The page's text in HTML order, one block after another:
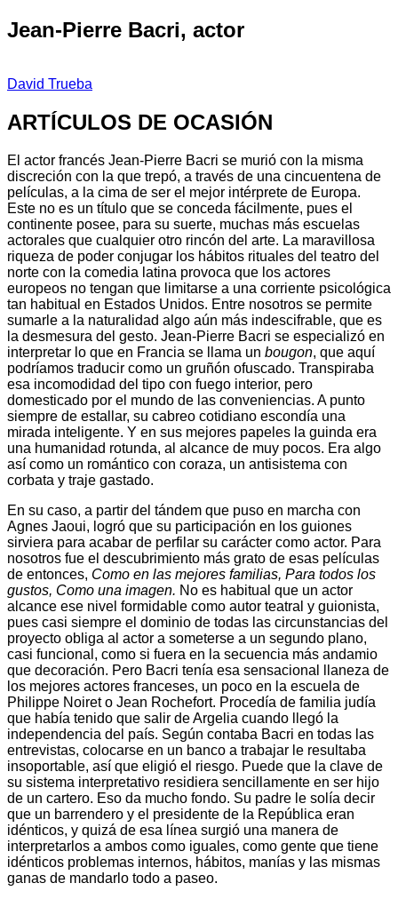
Jean-Pierre Bacri, actor
David Trueba
ARTÍCULOS DE OCASIÓN
El actor francés Jean-Pierre Bacri se murió con la misma
discreción con la que trepó, a través de una cincuentena de
películas, a la cima de ser el mejor intérprete de Europa.
Este no es un título que se conceda fácilmente, pues el
continente posee, para su suerte, muchas más escuelas
actorales que cualquier otro rincón del arte. La maravillosa
riqueza de poder conjugar los hábitos rituales del teatro del
norte con la comedia latina provoca que los actores
europeos no tengan que limitarse a una corriente psicológica
tan habitual en Estados Unidos. Entre nosotros se permite
sumarle a la naturalidad algo aún más indescifrable, que es
la desmesura del gesto. Jean-Pierre Bacri se especializó en
interpretar lo que en Francia se llama un bougon, que aquí
podríamos traducir como un gruñón ofuscado. Transpiraba
esa incomodidad del tipo con fuego interior, pero
domesticado por el mundo de las conveniencias. A punto
siempre de estallar, su cabreo cotidiano escondía una
mirada inteligente. Y en sus mejores papeles la guinda era
una humanidad rotunda, al alcance de muy pocos. Era algo
así como un romántico con coraza, un antisistema con
corbata y traje gastado.
En su caso, a partir del tándem que puso en marcha con
Agnes Jaoui, logró que su participación en los guiones
sirviera para acabar de perfilar su carácter como actor. Para
nosotros fue el descubrimiento más grato de esas películas
de entonces, Como en las mejores familias, Para todos los
gustos, Como una imagen. No es habitual que un actor
alcance ese nivel formidable como autor teatral y guionista,
pues casi siempre el dominio de todas las circunstancias del
proyecto obliga al actor a someterse a un segundo plano,
casi funcional, como si fuera en la secuencia más andamio
que decoración. Pero Bacri tenía esa sensacional llaneza de
los mejores actores franceses, un poco en la escuela de
Philippe Noiret o Jean Rochefort. Procedía de familia judía
que había tenido que salir de Argelia cuando llegó la
independencia del país. Según contaba Bacri en todas las
entrevistas, colocarse en un banco a trabajar le resultaba
insoportable, así que eligió el riesgo. Puede que la clave de
su sistema interpretativo residiera sencillamente en ser hijo
de un cartero. Eso da mucho fondo. Su padre le solía decir
que un barrendero y el presidente de la República eran
idénticos, y quizá de esa línea surgió una manera de
interpretarlos a ambos como iguales, como gente que tiene
idénticos problemas internos, hábitos, manías y las mismas
ganas de mandarlo todo a paseo.